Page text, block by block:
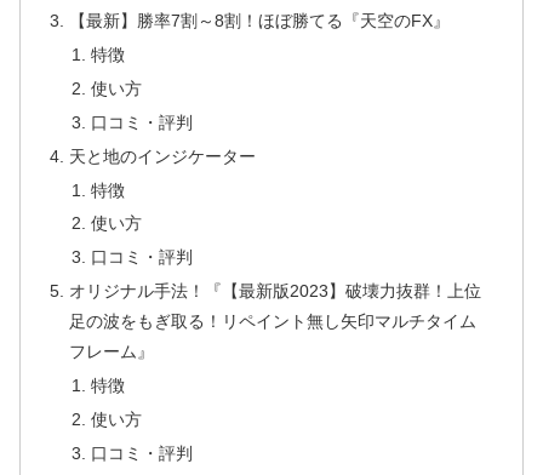
【最新】勝率7割～8割！ほぼ勝てる『天空のFX』
特徴
使い方
口コミ・評判
天と地のインジケーター
特徴
使い方
口コミ・評判
オリジナル手法！『【最新版2023】破壊力抜群！上位
足の波をもぎ取る！リペイント無し矢印マルチタイム
フレーム』
特徴
使い方
口コミ・評判